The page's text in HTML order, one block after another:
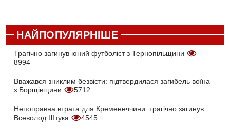
НАЙПОПУЛЯРНІШЕ
Трагічно загинув юний футболіст з Тернопільщини
8994
Вважався зниклим безвісти: підтвердилася загибель воїна
з Борщівщини
5712
Непоправна втрата для Кременеччини: трагічно загинув
Всеволод Штука
4545